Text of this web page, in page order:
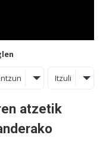
Itzuli
atzetik